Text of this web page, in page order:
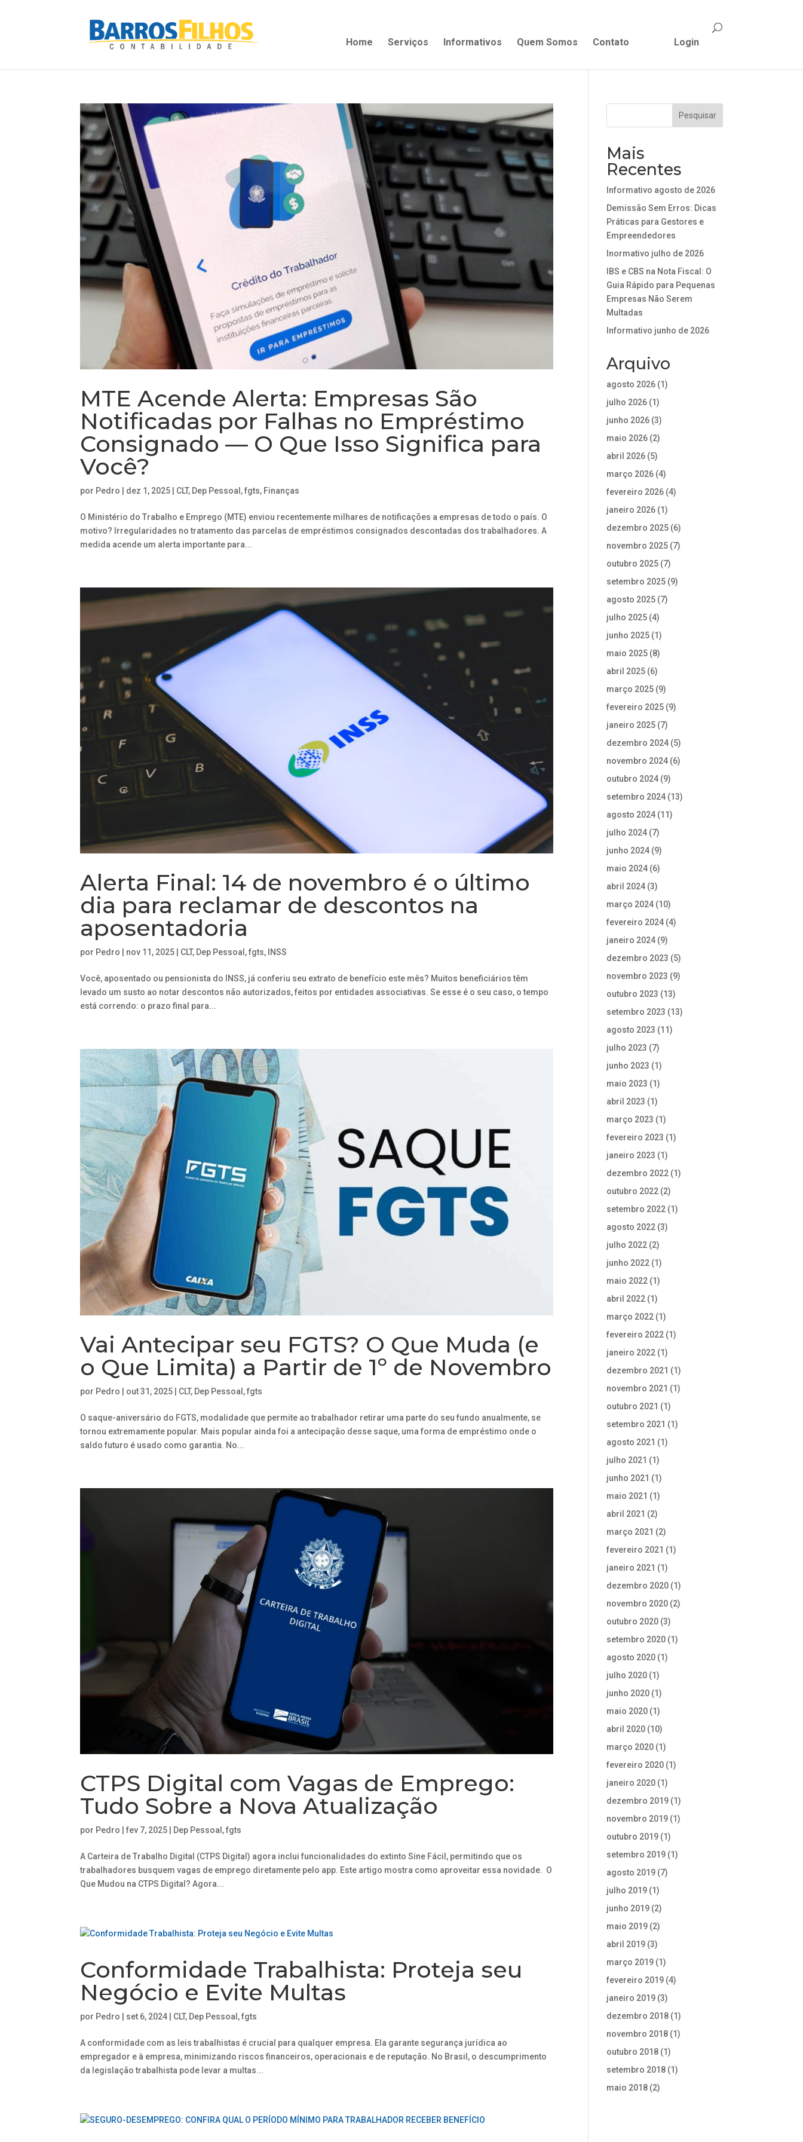
Home Serviços Informativos Quem Somos Contato Login
MTE Acende Alerta: Empresas São
Notificadas por Falhas no Empréstimo
Consignado — O Que Isso Significa para
Você?
por Pedro dez 1, 2025 CLT, Dep Pessoal ,fgts, Finanças
O Ministério do Trabalho e Emprego (MTE) enviou recentemente milhares de notificações a empresas de todo o país. O
motivo? Irregularidades no tratamento das parcelas de empréstimos consignados descontadas dos trabalhadores. A
medida acende um alerta importante para...
Alerta Final: 14 de novembro é o último
dia para reclamar de descontos na
aposentadoria
por Pedro nov 11, 2025 CLT, Dep Pessoal ,fgts, INSS
Você, aposentado ou pensionista do INSS, já conferiu seu extrato de benefício este mês? Muitos beneficiários têm
levado um susto ao notar descontos não autorizados, feitos por entidades associativas. Se esse é o seu caso, o tempo
está correndo: o prazo final para...
Vai Antecipar seu FGTS? O Que Muda (e
o Que Limita) a Partir de 1º de Novembro
por Pedro | out 31, 2025 | CLT, Dep Pessoal,fgts
O saque-aniversário do FGTS, modalidade que permite ao trabalhador retirar uma parte do seu fundo anualmente, se
tornou extremamente popular. Mais popular ainda foi a antecipação desse saque, uma forma de empréstimo onde o
saldo futuro é usado como garantia. No...
CTPS Digital com Vagas de Emprego:
Tudo Sobre a Nova Atualização
por Pedro |fev 7, 2025 Dep Pessoal ,fgts
A Carteira de Trabalho Digital (CTPS Digital) agora inclui funcionalidades do extinto Sine Fácil, permitindo que os
trabalhadores busquem vagas de emprego diretamente pelo app. Este artigo mostra como aproveitar essa novidade. O
Que Mudou na CTPS Digital? Agora...
Conformidade Trabalhista: Proteja seu
Negócio e Evite Multas
por Pedro set 6, 2024 CLT, Dep Pessoal ,fgts
A conformidade com as leis trabalhistas é crucial para qualquer empresa. Ela garante segurança jurídica ao
empregador e à empresa, minimizando riscos financeiros, operacionais e de reputação. No Brasil, o descumprimento
da legislação trabalhista pode levar a multas...
Mais
Recentes
Informativo agosto de 2026
Demissão Sem Erros: Dicas
Práticas para Gestores e
Empreendedores
Inormativo julho de 2026
IBS e CBS na Nota Fiscal: O
Guia Rápido para Pequenas
Empresas Não Serem
Multadas
Informativo junho de 2026
Arquivo
agosto 2026 (1)
julho 2026 (1)
junho 2026 (3)
maio 2026 (2)
abril 2026 (5)
março 2026 (4)
fevereiro 2026 (4)
janeiro 2026 (1)
dezembro 2025 (6)
novembro 2025 (7)
outubro 2025 (7)
setembro 2025 (9)
agosto 2025 (7)
julho 2025 (4)
junho 2025 (1)
maio 2025 (8)
abril 2025 (6)
março 2025 (9)
fevereiro 2025 (9)
janeiro 2025 (7)
dezembro 2024 (5)
novembro 2024 (6)
outubro 2024 (9)
setembro 2024 (13)
agosto 2024 (11)
julho 2024 (7)
junho 2024 (9)
maio 2024 (6)
abril 2024 (3)
março 2024 (10)
fevereiro 2024 (4)
janeiro 2024 (9)
dezembro 2023 (5)
novembro 2023 (9)
outubro 2023 (13)
setembro 2023 (13)
agosto 2023 (11)
julho 2023 (7)
junho 2023 (1)
maio 2023 (1)
abril 2023 (1)
março 2023 (1)
fevereiro 2023 (1)
janeiro 2023 (1)
dezembro 2022 (1)
outubro 2022 (2)
setembro 2022 (1)
agosto 2022 (3)
julho 2022 (2)
junho 2022 (1)
maio 2022 (1)
abril 2022 (1)
março 2022 (1)
fevereiro 2022 (1)
janeiro 2022 (1)
dezembro 2021 (1)
novembro 2021 (1)
outubro 2021 (1)
setembro 2021 (1)
agosto 2021 (1)
julho 2021 (1)
junho 2021 (1)
maio 2021 (1)
abril 2021 (2)
março 2021 (2)
fevereiro 2021 (1)
janeiro 2021 (1)
dezembro 2020 (1)
novembro 2020 (2)
outubro 2020 (3)
setembro 2020 (1)
agosto 2020 (1)
julho 2020 (1)
junho 2020 (1)
maio 2020 (1)
abril 2020 (10)
março 2020 (1)
fevereiro 2020 (1)
janeiro 2020 (1)
dezembro 2019 (1)
novembro 2019 (1)
outubro 2019 (1)
setembro 2019 (1)
agosto 2019 (7)
julho 2019 (1)
junho 2019 (2)
maio 2019 (2)
abril 2019 (3)
março 2019 (1)
fevereiro 2019 (4)
janeiro 2019 (3)
dezembro 2018 (1)
novembro 2018 (1)
outubro 2018 (1)
setembro 2018 (1)
maio 2018 (2)